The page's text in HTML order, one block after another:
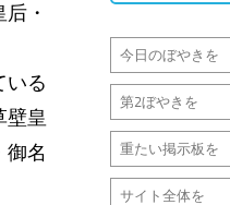
・
いる
壁皇
名